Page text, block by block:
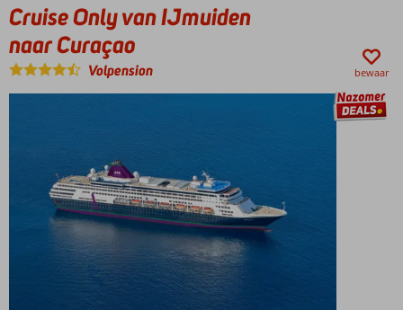
Cruise Only van IJmuiden
naar Curaçao
Volpension bewaar